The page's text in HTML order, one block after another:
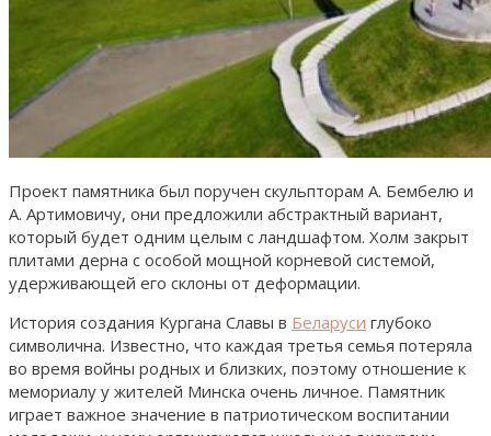
Проект памятника был поручен скульпторам А. Бембелю и
А. Артимовичу, они предложили абстрактный вариант,
который будет одним целым с ландшафтом. Холм закрыт
плитами дерна с особой мощной корневой системой,
удерживающей его склоны от деформации.
История создания Кургана Славы в Беларуси глубоко
символична. Известно, что каждая третья семья потеряла
во время войны родных и близких, поэтому отношение к
мемориалу у жителей Минска очень личное. Памятник
играет важное значение в патриотическом воспитании